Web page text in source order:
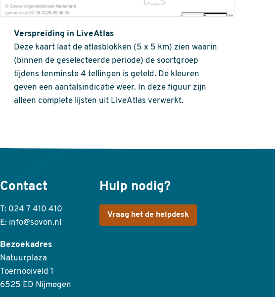
Verspreiding in LiveAtlas
Deze kaart laat de atlasblokken (5 x 5 km) zien waarin
(binnen de geselecteerde periode) de soortgroep
tijdens tenminste 4 tellingen is geteld. De kleuren
geven een aantalsindicatie weer. In deze figuur zijn
alleen complete lijsten uit LiveAtlas verwerkt.
Contact
T: 024 7 410 410
E: info@sovon.nl
Bezoekadres
Natuurplaza
Toernooiveld 1
6525 ED Nijmegen
Hulp nodig?
Vraag het de helpdesk